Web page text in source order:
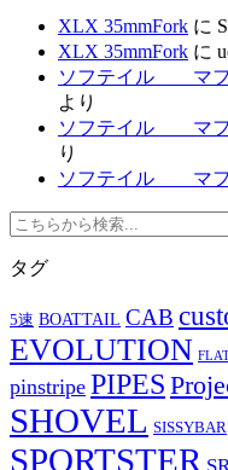
XLX 35mmFork に
XLX 35mmFork に
ソフテイル マフ
より
ソフテイル マフ
り
ソフテイル マフ
タグ
5速 BOATTAIL CAB
EVOLUTION
pinstripe PIPES
SHOVEL SISSYBAR
SPORTSTER